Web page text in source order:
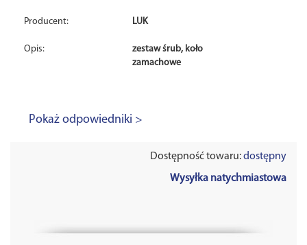
Producent: LUK
Opis:
zestaw śrub, koło
zamachowe
Pokaż odpowiedniki >
Dostępność towaru:dostępny
Wysyłka natychmiastowa